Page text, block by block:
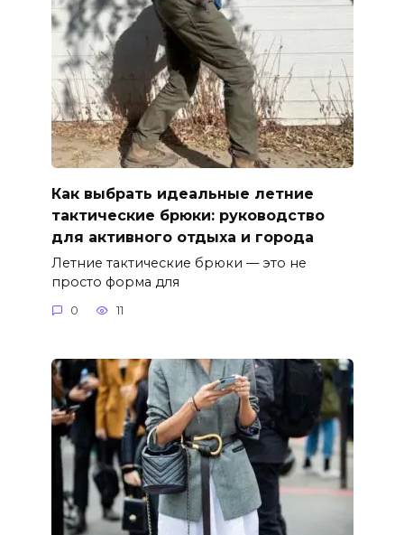
Как выбрать идеальные летние
тактические брюки: руководство
для активного отдыха и города
Летние тактические брюки — это не
просто форма для
0 11